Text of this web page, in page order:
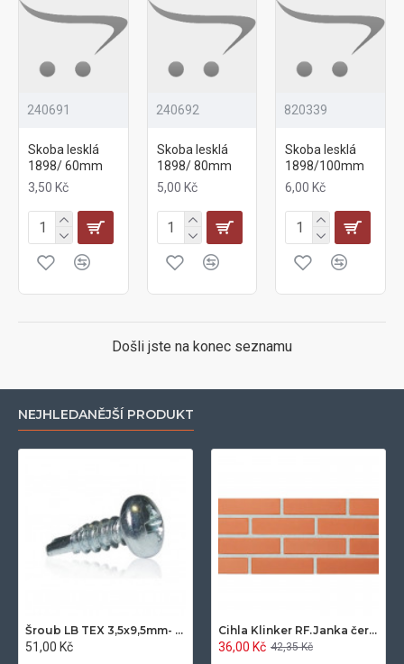
240691
Skoba lesklá
1898/ 60mm
3,50 Kč
240692
Skoba lesklá
1898/ 80mm
5,00 Kč
820339
Skoba lesklá
1898/100mm
6,00 Kč
Došli jste na konec seznamu
NEJHLEDANĚJŠÍ PRODUKT
Šroub LB TEX 3,5x9,5mm- 100ks/bal.-zinek
51,00 Kč
Cihla Klinker RF.Janka červená světlá 25x12x6,5cm- 420ks/pal.
36,00 Kč 42,35 Kč